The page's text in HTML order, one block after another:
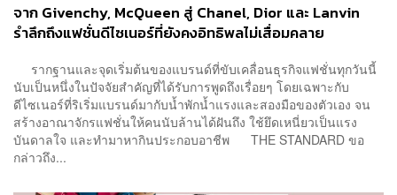
จาก Givenchy, McQueen สู่ Chanel, Dior และ Lanvin
รำลึกถึงแฟชั่นดีไซเนอร์ที่ยังคงอิทธิพลไม่เสื่อมคลาย
รากฐานและจุดเริ่มต้นของแบรนด์ที่ขับเคลื่อนธุรกิจแฟชั่นทุกวันนี้
นับเป็นหนึ่งในปัจจัยสำคัญที่ได้รับการพูดถึงเรื่อยๆ โดยเฉพาะกับ
ดีไซเนอร์ที่ริเริ่มแบรนด์มากับน้ำพักน้ำแรงและสองมือของตัวเอง จน
สร้างอาณาจักรแฟชั่นให้คนนับล้านได้ฝันถึง ใช้ยึดเหนี่ยวเป็นแรง
บันดาลใจ และทำมาหากินประกอบอาชีพ THE STANDARD ขอ
กล่าวถึง...